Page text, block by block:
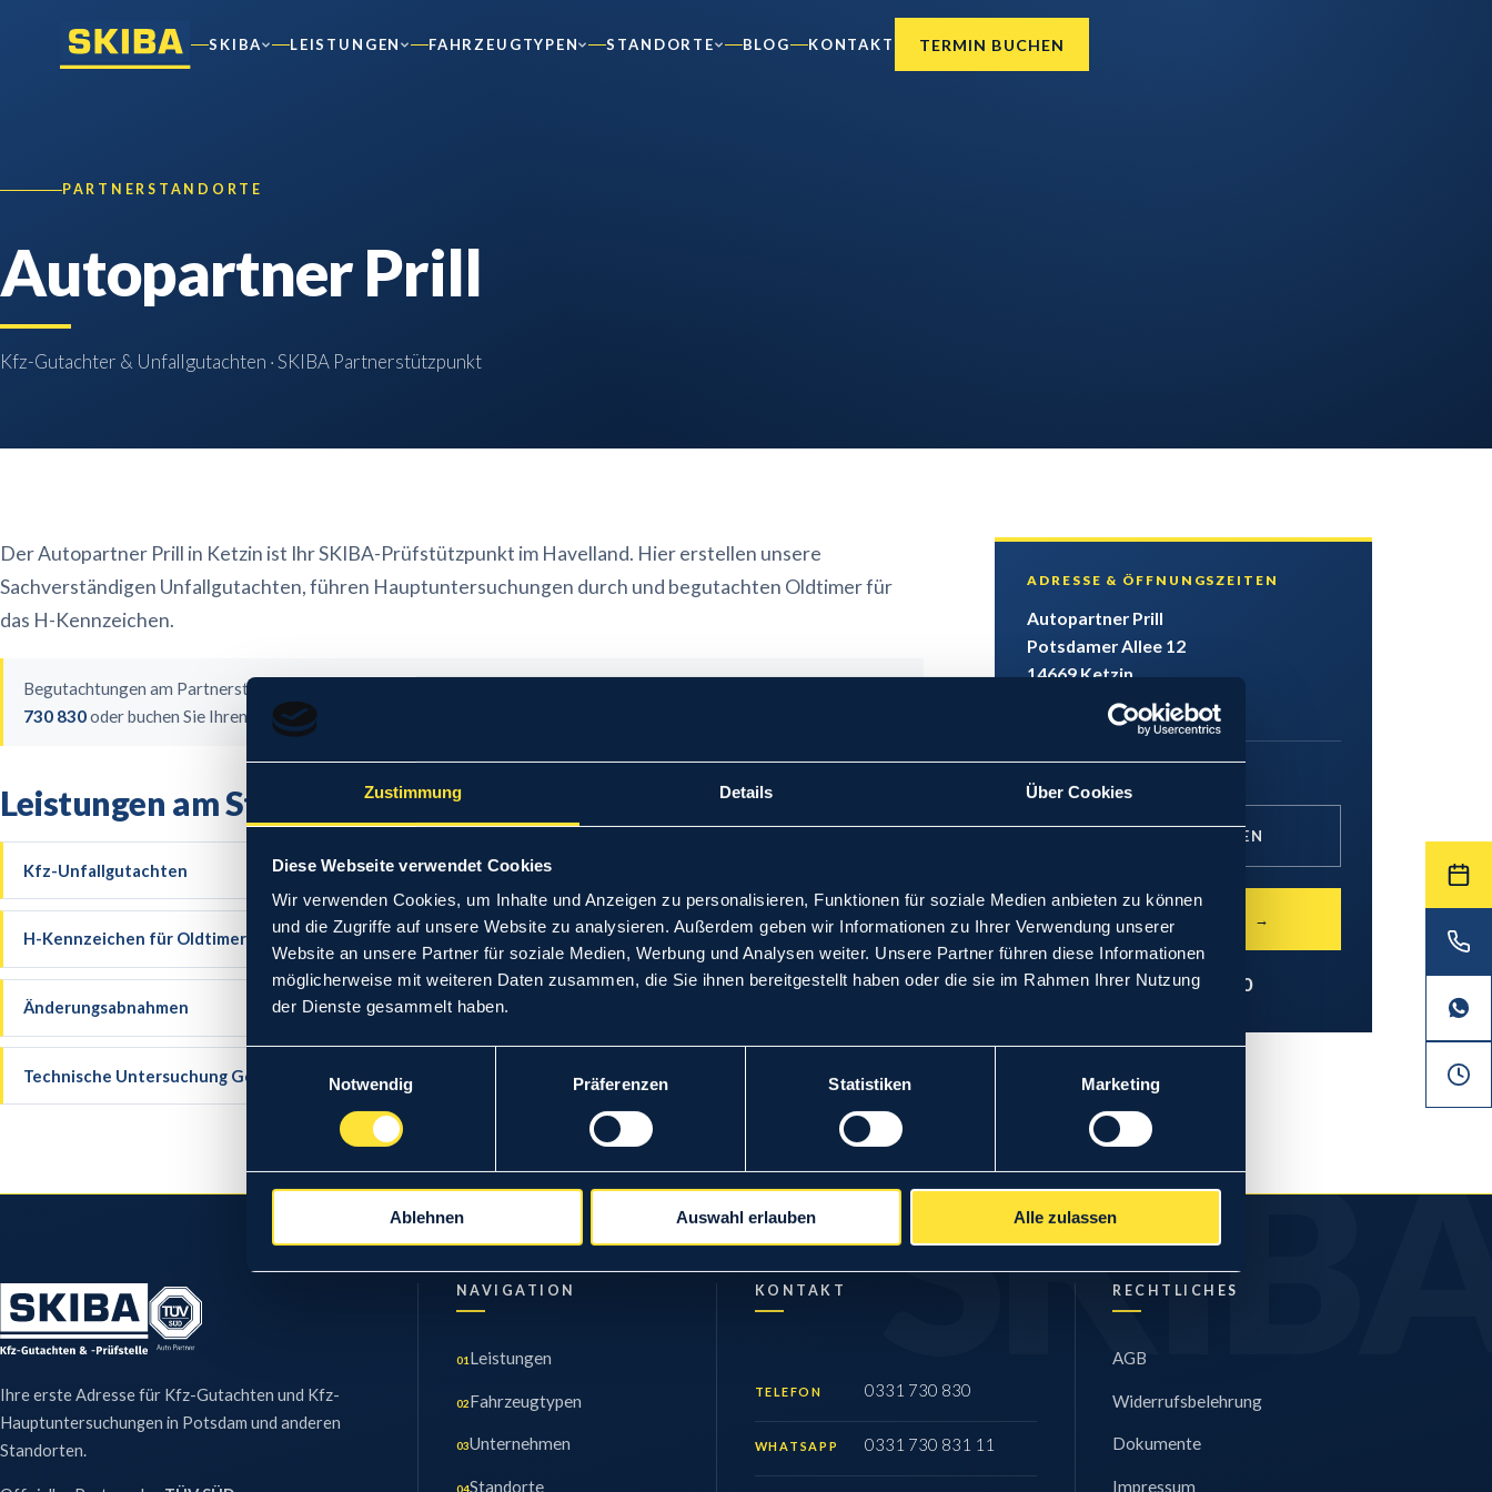
Zustimmung Details Über Cookies
Diese Webseite verwendet Cookies
Wir verwenden Cookies, um Inhalte und Anzeigen zu personalisieren, Funktionen für soziale Medien anbieten zu können
und die Zugriffe auf unsere Website zu analysieren. Außerdem geben wir Informationen zu Ihrer Verwendung unserer
Website an unsere Partner für soziale Medien, Werbung und Analysen weiter. Unsere Partner führen diese Informationen
möglicherweise mit weiteren Daten zusammen, die Sie ihnen bereitgestellt haben oder die sie im Rahmen Ihrer Nutzung
der Dienste gesammelt haben.
Notwendig
Präferenzen Statistiken Marketing
Ablehnen Auswahl erlauben Alle zulassen
SKIBA LEISTUNGEN FAHRZEUGTYPEN STANDORTE BLOG KONTAKT TERMIN BUCHEN
PARTNERSTANDORTE
Autopartner Prill
Kfz-Gutachter & Unfallgutachten · SKIBA Partnerstützpunkt
Der Autopartner Prill in Ketzin ist Ihr SKIBA-Prüfstützpunkt im Havelland. Hier erstellen unsere
Sachverständigen Unfallgutachten, führen Hauptuntersuchungen durch und begutachten Oldtimer für
das H-Kennzeichen.
Begutachtungen am Partnerstandort finden nach Terminvereinbarung über SKIBA statt – rufen Sie uns an unter
730 830oder buchen Sie Ihren Termin direkt online.
Leistungen am StandortKetzin
Kfz-Unfallgutachten → Haupt- & Abgasuntersuchung (HU/AU)
H-Kennzeichen für Oldtimer → Feinstaubplakette für Umweltzone →
Änderungsabnahmen → Kfz-Wertgutachten
Technische Untersuchung Gebrauchtwagen Zustandsbericht →
ADRESSE & ÖFFNUNGSZEITEN
Autopartner Prill
Potsdamer Allee 12
14669Ketzin
Mo – Fr: 09:00 – 18:00 Uhr
ANFAHRT PLANEN
TERMIN BUCHEN →
0331 730 830
Ihre erste Adresse für Kfz-Gutachten und Kfz-
Hauptuntersuchungen in Potsdam und anderen
Standorten.
NAVIGATION
01Leistungen
02Fahrzeugtypen
03Unternehmen
04Standorte
KONTAKT
TELEFON 0331 730 830
WHATSAPP 0331 730 831 11
RECHTLICHES
AGB
Widerrufsbelehrung
Dokumente
Impressum